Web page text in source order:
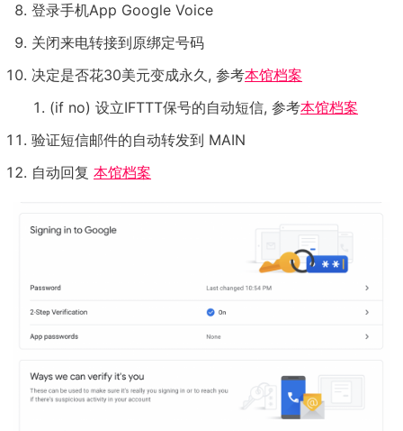
登录手机App Google Voice
关闭来电转接到原绑定号码
决定是否花30美元变成永久, 参考本馆档案
(if no) 设立IFTTT保号的自动短信, 参考本馆档案
验证短信邮件的自动转发到 MAIN
自动回复 本馆档案